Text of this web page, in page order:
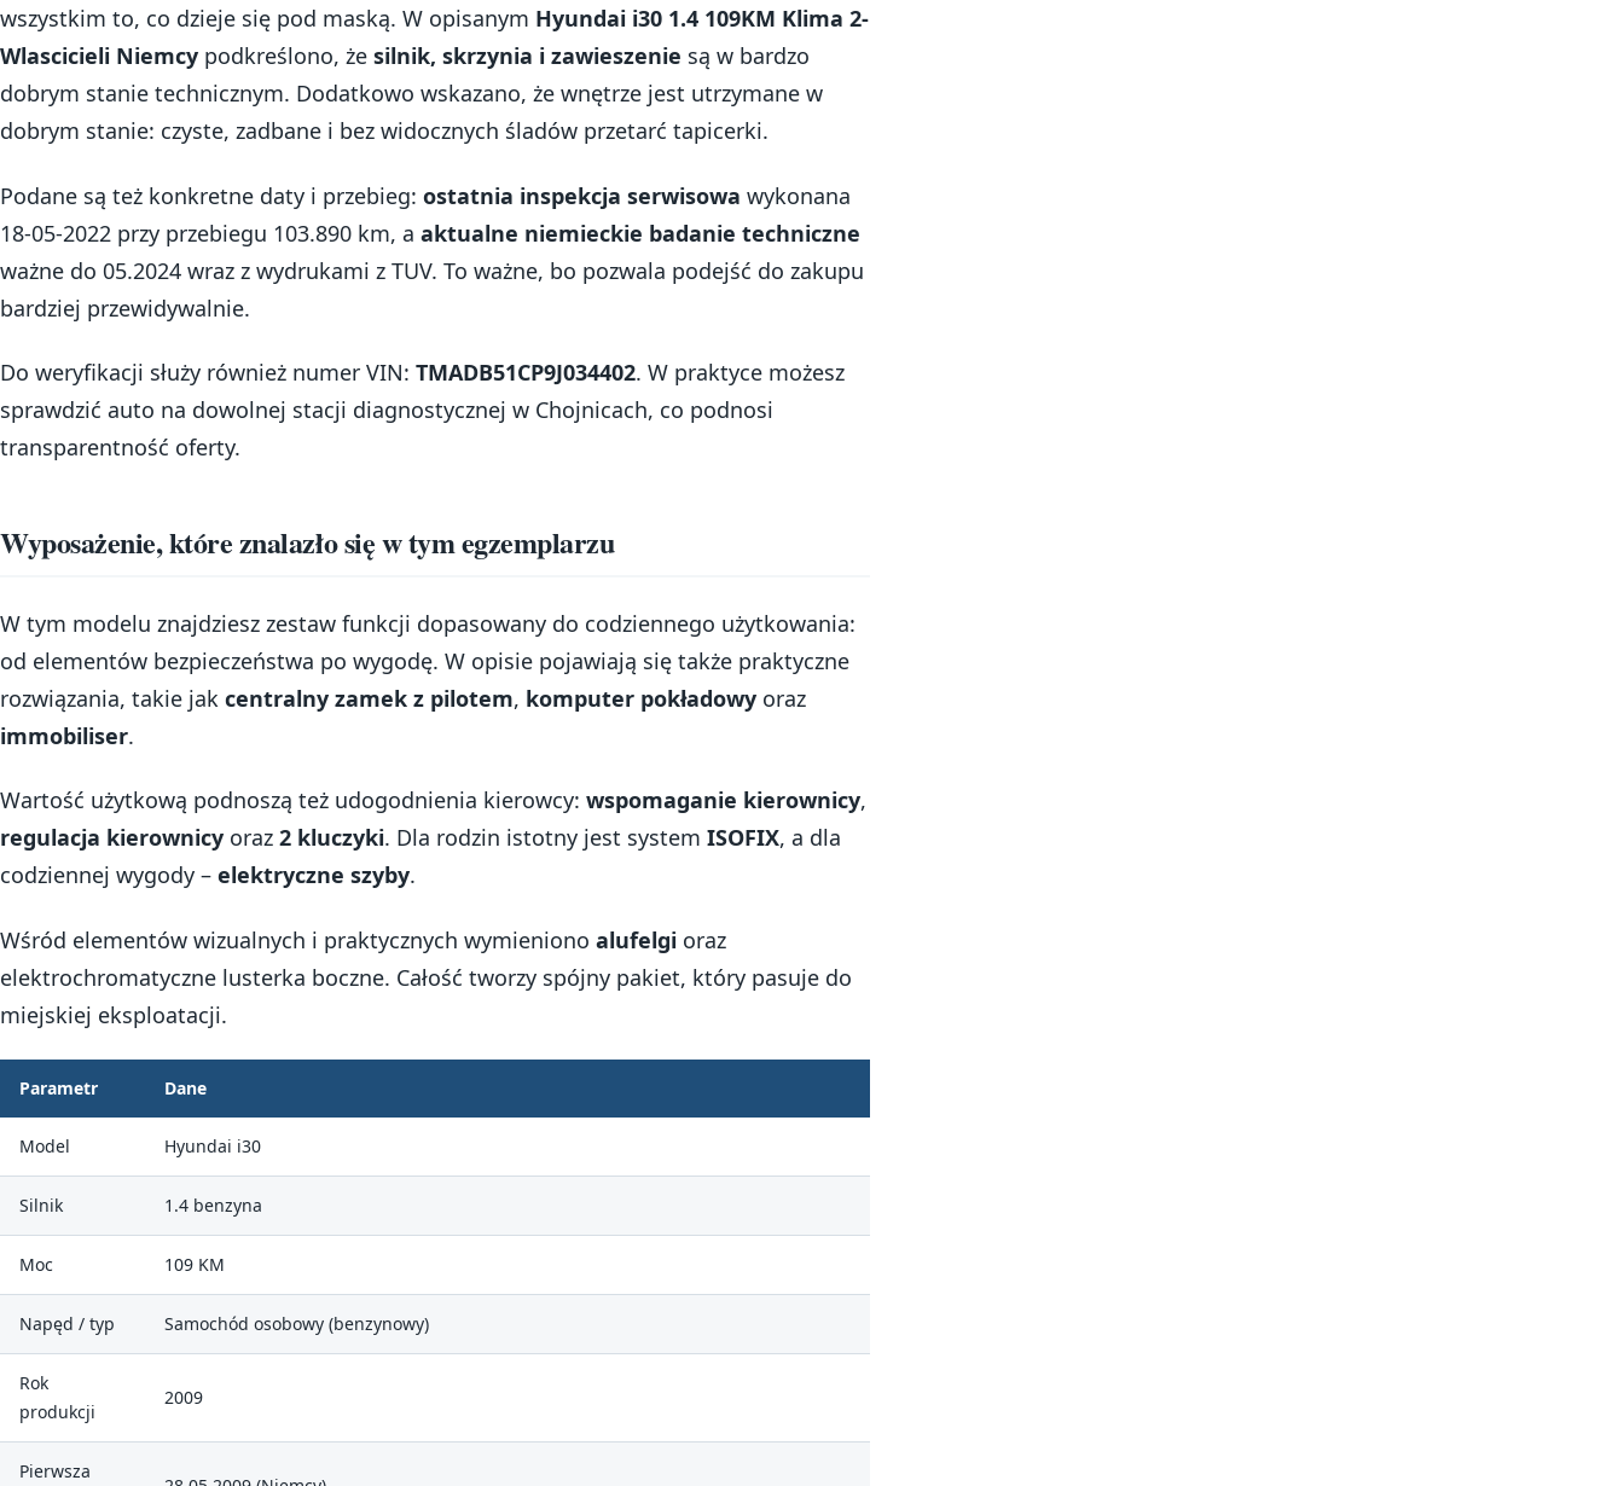
wszystkim to, co dzieje się pod maską. W opisanym Hyundai i30 1.4 109KM Klima 2-
Wlascicieli Niemcy podkreślono, że silnik, skrzynia i zawieszenie są w bardzo
dobrym stanie technicznym. Dodatkowo wskazano, że wnętrze jest utrzymane w
dobrym stanie: czyste, zadbane i bez widocznych śladów przetarć tapicerki.
Podane są też konkretne daty i przebieg: ostatnia inspekcja serwisowa wykonana
18-05-2022 przy przebiegu 103.890 km, a aktualne niemieckie badanie techniczne
ważne do 05.2024 wraz z wydrukami z TUV. To ważne, bo pozwala podejść do zakupu
bardziej przewidywalnie.
Do weryfikacji służy również numer VIN: TMADB51CP9J034402. W praktyce możesz
sprawdzić auto na dowolnej stacji diagnostycznej w Chojnicach, co podnosi
transparentność oferty.
Wyposażenie, które znalazło się w tym egzemplarzu
W tym modelu znajdziesz zestaw funkcji dopasowany do codziennego użytkowania:
od elementów bezpieczeństwa po wygodę. W opisie pojawiają się także praktyczne
rozwiązania, takie jak centralny zamek z pilotem, komputer pokładowy oraz
immobiliser.
Wartość użytkową podnoszą też udogodnienia kierowcy: wspomaganie kierownicy,
regulacja kierownicy oraz 2 kluczyki. Dla rodzin istotny jest system ISOFIX, a dla
codziennej wygody – elektryczne szyby.
Wśród elementów wizualnych i praktycznych wymieniono alufelgi oraz
elektrochromatyczne lusterka boczne. Całość tworzy spójny pakiet, który pasuje do
miejskiej eksploatacji.
Parametr Dane
Model Hyundai i30
Silnik 1.4 benzyna
Moc 109 KM
Napęd / typ Samochód osobowy (benzynowy)
Rok
produkcji
2009
Pierwsza